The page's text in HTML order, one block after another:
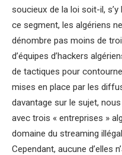
soucieux de la loi soit-il,
ce segment, les algériens
dénombre pas moins de
d’équipes d’hackers
de tactiques pour
mises en place par les
davantage sur le sujet,
avec trois « entreprises »
domaine du streaming
Cependant, aucune d’elles